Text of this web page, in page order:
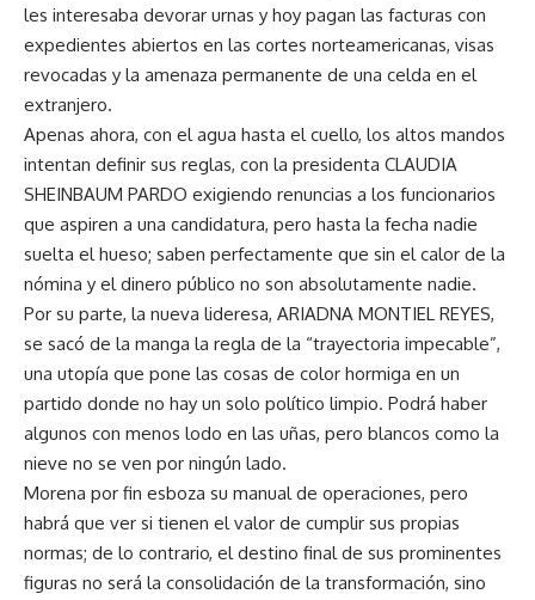
les interesaba devorar urnas y hoy pagan las facturas con
expedientes abiertos en las cortes norteamericanas, visas
revocadas y la amenaza permanente de una celda en el
extranjero.
Apenas ahora, con el agua hasta el cuello, los altos mandos
intentan definir sus reglas, con la presidenta CLAUDIA
SHEINBAUM PARDO exigiendo renuncias a los funcionarios
que aspiren a una candidatura, pero hasta la fecha nadie
suelta el hueso; saben perfectamente que sin el calor de la
nómina y el dinero público no son absolutamente nadie.
Por su parte, la nueva lideresa, ARIADNA MONTIEL REYES,
se sacó de la manga la regla de la “trayectoria impecable”,
una utopía que pone las cosas de color hormiga en un
partido donde no hay un solo político limpio. Podrá haber
algunos con menos lodo en las uñas, pero blancos como la
nieve no se ven por ningún lado.
Morena por fin esboza su manual de operaciones, pero
habrá que ver si tienen el valor de cumplir sus propias
normas; de lo contrario, el destino final de sus prominentes
figuras no será la consolidación de la transformación, sino